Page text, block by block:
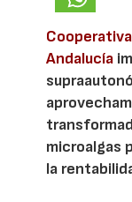
Andalucía
microalgas
la